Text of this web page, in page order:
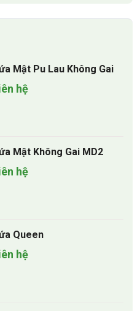
Mật Pu Lau Không Gai
hệ
Mật Không Gai MD2
hệ
Queen
hệ